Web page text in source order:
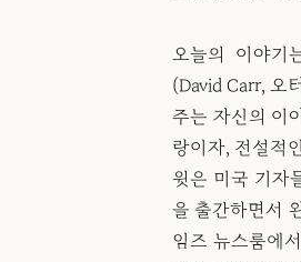
오늘의 이야기
(David Carr, 오
주는 자신의 이
랑이자, 전설적
윗은 미국 기자
을 출간하면서
임즈 뉴스룸에